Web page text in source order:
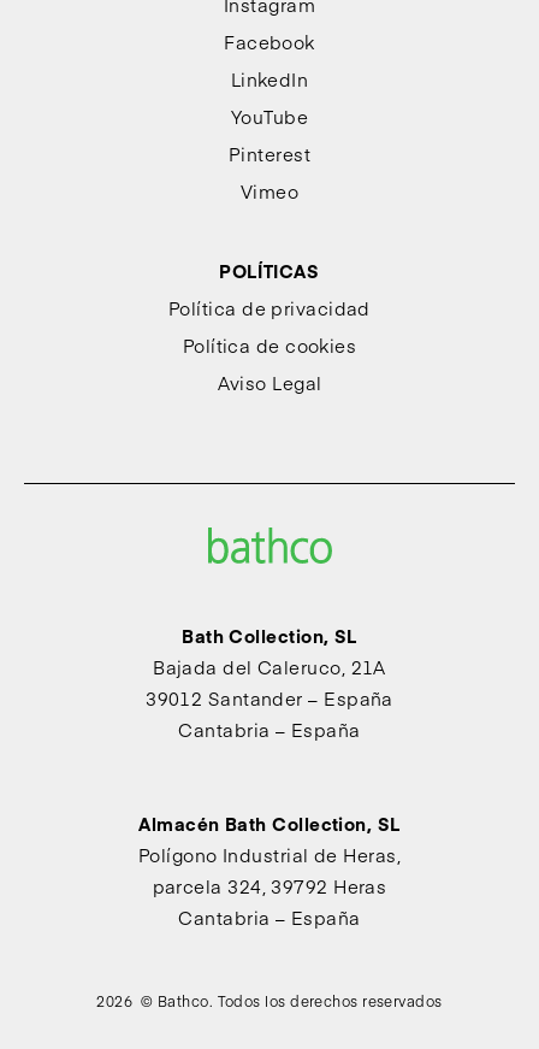
Facebook
LinkedIn
YouTube
Pinterest
Vimeo
POLÍTICAS
Política de privacidad
Política de cookies
Aviso Legal
Bath Collection, SL
Bajada del Caleruco, 21A
39012 Santander – España
Cantabria – España
Almacén Bath Collection, SL
Polígono Industrial de Heras,
parcela 324, 39792 Heras
Cantabria – España
2026 © Bathco. Todos los derechos reservados